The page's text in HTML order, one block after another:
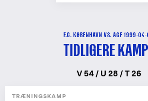
F.C. KØBENHAVN VS. AGF 1999-
TIDLIGERE
V 54 / U 28 / T 26
TRÆNINGSKAMP